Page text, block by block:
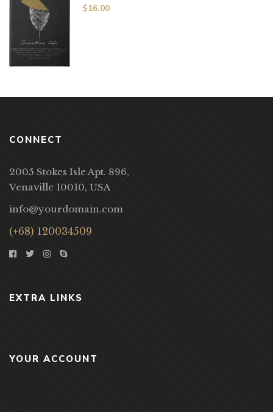
$16.00
CONNECT
2005 Stokes Isle Apt. 896,
Venaville 10010, USA
info@yourdomain.com
(+68) 120034509
EXTRA LINKS
YOUR ACCOUNT